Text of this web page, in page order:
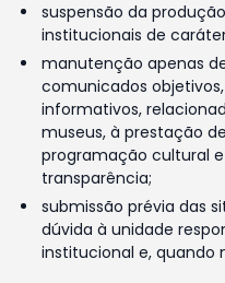
suspensão da
institucionais de
manutenção apenas
comunicados
informativos,
museus, à prestação
programação cultural
transparência;
submissão prévia das
dúvida à unidade
institucional e, quando